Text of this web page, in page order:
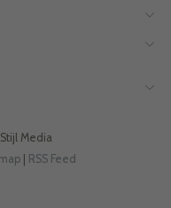
Media
RSS Feed